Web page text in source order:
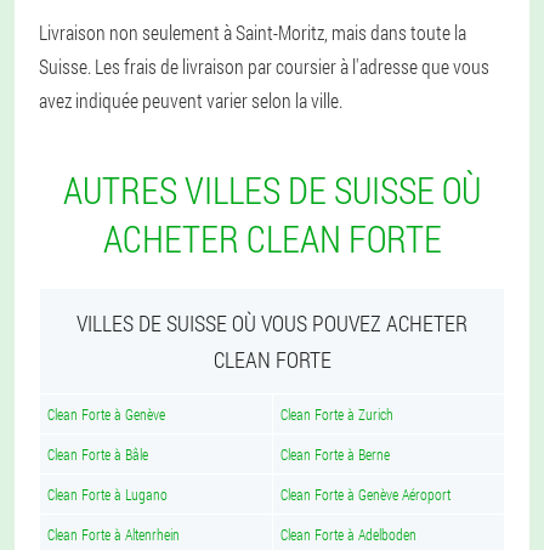
Livraison non seulement à Saint-Moritz, mais dans toute la
Suisse. Les frais de livraison par coursier à l'adresse que vous
avez indiquée peuvent varier selon la ville.
AUTRES VILLES DE SUISSE OÙ
ACHETER CLEAN FORTE
VILLES DE SUISSE OÙ VOUS POUVEZ ACHETER
CLEAN FORTE
Clean Forte à Genève Clean Forte à Zurich
Clean Forte à Bâle Clean Forte à Berne
Clean Forte à Lugano Clean Forte à Genève Aéroport
Clean Forte à Altenrhein Clean Forte à Adelboden